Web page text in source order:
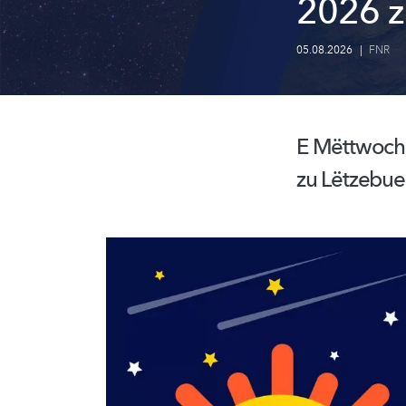
2026
05.08.2026 | FNR
E
zu